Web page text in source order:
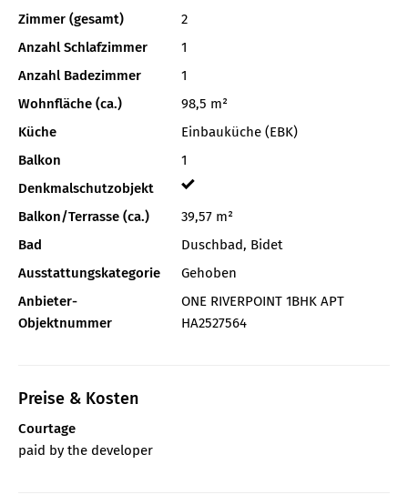
Zimmer (gesamt)
2
Anzahl Schlafzimmer
1
Anzahl Badezimmer
1
Wohnfläche (ca.)
98,5 m²
Küche
Einbauküche (EBK)
Balkon
1
Denkmalschutzobjekt
Balkon/Terrasse (ca.)
39,57 m²
Bad
Duschbad, Bidet
Ausstattungskategorie
Gehoben
Anbieter-
Objektnummer
ONE RIVERPOINT 1BHK APT
HA2527564
Preise & Kosten
Courtage
paid by the developer